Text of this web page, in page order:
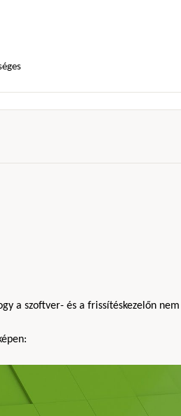
a szoftver- és a frissítéskezelőn